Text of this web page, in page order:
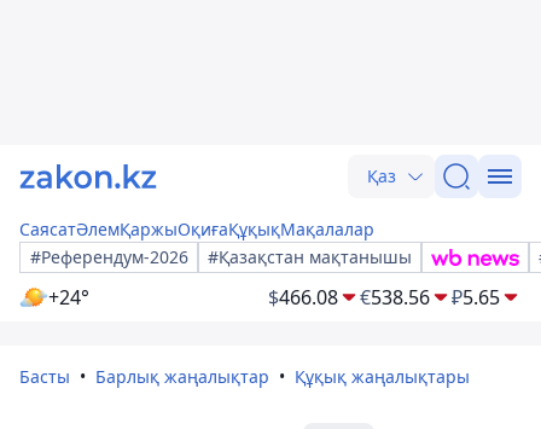
Қаз
СаясатӘлемҚаржыОқиғаҚұқықМақалалар
#Референдум-2026
#Қазақстан мақтанышы
+24° $466.08 €538.56 ₽5.65
Басты Барлық жаңалықтар Құқық жаңалықтары